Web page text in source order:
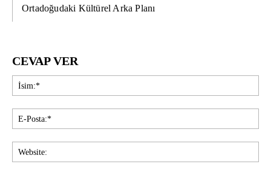
Ortadoğudaki Kültürel Arka Planı
CEVAP VER